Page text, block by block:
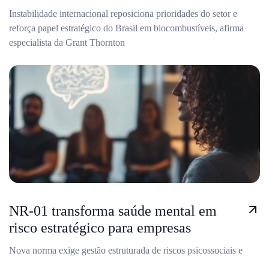
Instabilidade internacional reposiciona prioridades do setor e
reforça papel estratégico do Brasil em biocombustíveis, afirma
especialista da Grant Thornton
NR-01 transforma saúde mental em
risco estratégico para empresas
Nova norma exige gestão estruturada de riscos psicossociais e